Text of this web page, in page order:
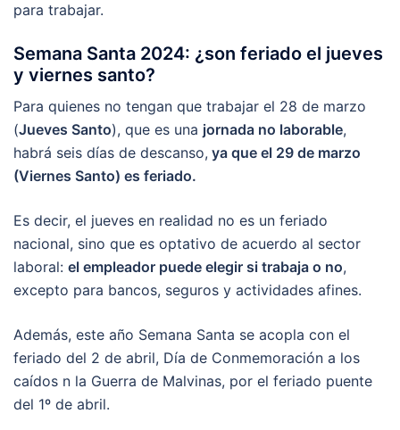
para trabajar.
Semana Santa 2024: ¿son feriado el jueves
y viernes santo?
Para quienes no tengan que trabajar el 28 de marzo
(Jueves Santo), que es una jornada no laborable,
habrá seis días de descanso, ya que el 29 de marzo
(Viernes Santo) es feriado.
Es decir, el jueves en realidad no es un feriado
nacional, sino que es optativo de acuerdo al sector
laboral: el empleador puede elegir si trabaja o no,
excepto para bancos, seguros y actividades afines.
Además, este año Semana Santa se acopla con el
feriado del 2 de abril, Día de Conmemoración a los
caídos n la Guerra de Malvinas, por el feriado puente
del 1º de abril.